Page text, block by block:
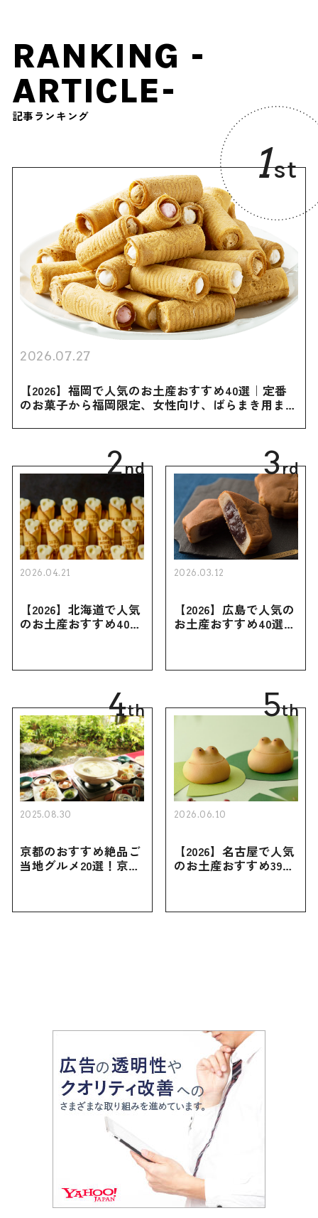
RANKING -
ARTICLE-
記事ランキング
1st
2026.07.27
【2026】福岡で人気のお土産おすすめ40選｜定番
のお菓子から福岡限定、女性向け、ばらまき用まで
2nd
2026.04.21
【2026】北海道で人気
のお土産おすすめ40選
買えない限定品、女性
3rd
2026.03.12
【2026】広島で人気の
お土産おすすめ40選｜
き用、女性向けまで幅
4th
2025.08.30
京都のおすすめ絶品ご
当地グルメ20選！京都
5th
2026.06.10
【2026】名古屋で人気
のお土産おすすめ39選
お土産・ばらまき用ま